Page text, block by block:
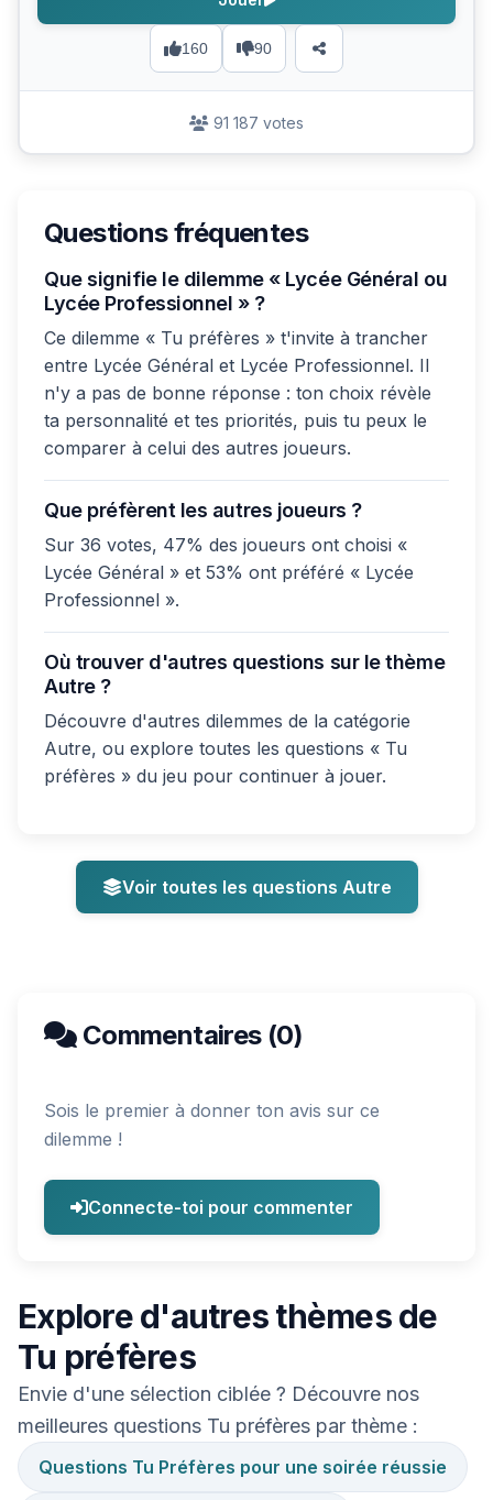
160 90
91 187 votes
Questions fréquentes
Que signifie le dilemme « Lycée Général ou
Lycée Professionnel » ?
Ce dilemme « Tu préfères » t'invite à trancher
entre Lycée Général et Lycée Professionnel. Il
n'y a pas de bonne réponse : ton choix révèle
ta personnalité et tes priorités, puis tu peux le
comparer à celui des autres joueurs.
Que préfèrent les autres joueurs ?
Sur 36 votes, 47% des joueurs ont choisi «
Lycée Général » et 53% ont préféré « Lycée
Professionnel ».
Où trouver d'autres questions sur le thème
Autre ?
Découvre d'autres dilemmes de la catégorie
Autre, ou explore toutes les questions « Tu
préfères » du jeu pour continuer à jouer.
Voir toutes les questions Autre
Commentaires (0)
Sois le premier à donner ton avis sur ce
dilemme !
Connecte-toi pour commenter
Explore d'autres thèmes de
Tu préfères
Envie d'une sélection ciblée ? Découvre nos
meilleures questions Tu préfères par thème :
Questions Tu Préfères pour une soirée réussie